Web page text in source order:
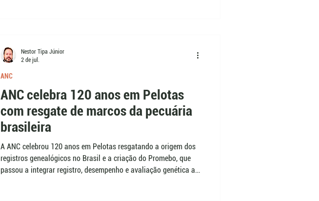
ANC celebra 120 anos em Pelotas
com resgate de marcos da pecuária
brasileira
A ANC celebrou 120 anos em Pelotas resgatando a origem dos
registros genealógicos no Brasil e a criação do Promebo, que
passou a integrar registro, desempenho e avaliação genética a
ANC
Nestor Tipa Júnior
2 de jul.